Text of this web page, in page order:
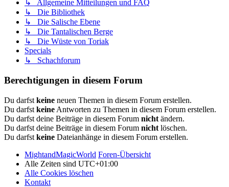
↳ Allgemeine Mitteilungen und FAQ
↳ Die Bibliothek
↳ Die Salische Ebene
↳ Die Tantalischen Berge
↳ Die Wüste von Toriak
Specials
↳ Schachforum
Berechtigungen in diesem Forum
Du darfst keine neuen Themen in diesem Forum erstellen.
Du darfst keine Antworten zu Themen in diesem Forum erstellen.
Du darfst deine Beiträge in diesem Forum nicht ändern.
Du darfst deine Beiträge in diesem Forum nicht löschen.
Du darfst keine Dateianhänge in diesem Forum erstellen.
MightandMagicWorld Foren-Übersicht
Alle Zeiten sind UTC+01:00
Alle Cookies löschen
Kontakt